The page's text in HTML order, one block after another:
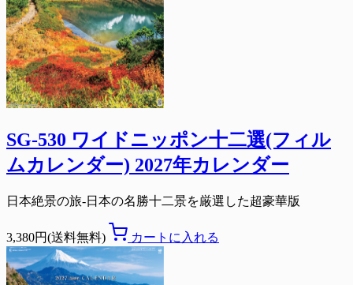
SG-530 ワイドニッポン十二選(フィル
ムカレンダー) 2027年カレンダー
日本絶景の旅-日本の名勝十二景を厳選した超豪華版
3,380円(送料無料) カートに入れる